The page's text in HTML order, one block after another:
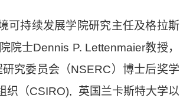
可持续发展学院研究主任及格拉斯
士Dennis P. Lettenmaier教授，
究委员会（NSERC）博士后奖学
织（CSIRO), 英国兰卡斯特大学以